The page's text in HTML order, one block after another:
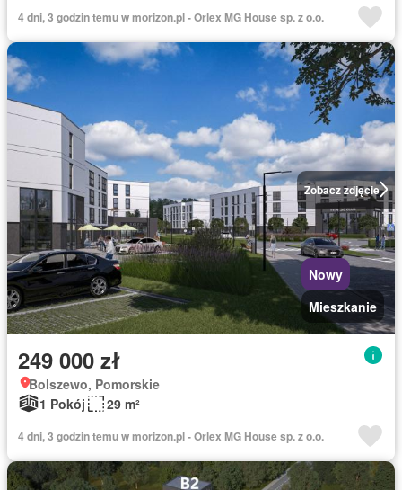
4 dni, 3 godzin temu w morizon.pl - Orlex MG House sp. z o.o.
Zobacz zdjęcie
Nowy
Mieszkanie
249 000 zł
Bolszewo, Pomorskie
1 Pokój
29 m²
4 dni, 3 godzin temu w morizon.pl - Orlex MG House sp. z o.o.